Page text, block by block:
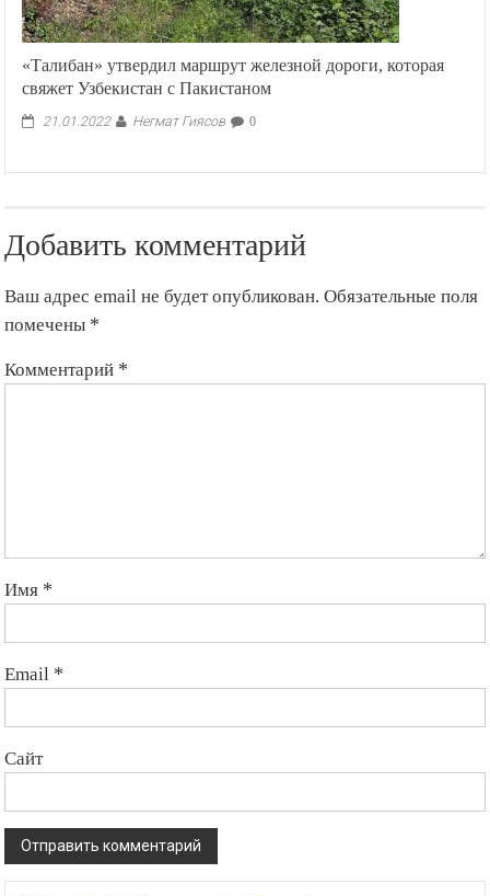
«Талибан» утвердил маршрут железной дороги, которая
свяжет Узбекистан с Пакистаном
21.01.2022 Негмат Гиясов 0
Добавить комментарий
Ваш адрес email не будет опубликован. Обязательные поля
помечены *
Комментарий *
Имя *
Email *
Сайт